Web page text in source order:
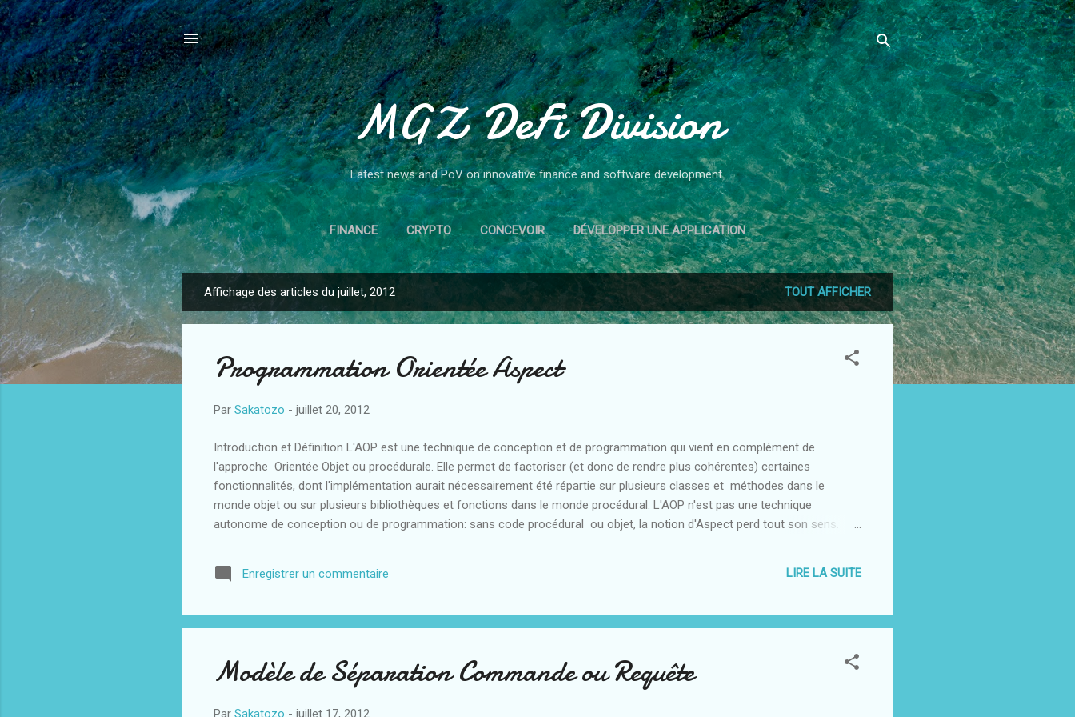
Accéder au contenu principal
MGZ DeFi Division
Latest news and PoV on innovative finance and software development.
FINANCE CRYPTO CONCEVOIR DÉVELOPPER UNE APPLICATION
r
Affichage des articles du juillet, 2012 TOUT AFFICHER
Programmation Orientée Aspect
Par Sakatozo - juillet 20, 2012
Introduction et Définition L'AOP est une technique de conception et de programmation qui vient en complément de
l'approche Orientée Objet ou procédurale. Elle permet de factoriser (et donc de rendre plus cohérentes) certaines
fonctionnalités, dont l'implémentation aurait nécessairement été répartie sur plusieurs classes et méthodes dans le
monde objet ou sur plusieurs bibliothèques et fonctions dans le monde procédural. L'AOP n'est pas une technique
autonome de conception ou de programmation: sans code procédural ou objet, la notion d'Aspect perd tout son sens.
socle ou encore code de base) : Ensemble de classes qui constituent une application ou une bibliothèque. Ces classes
Enregistrer un commentaire LIRE LA SUITE
Modèle de Séparation Commande ou Requête
Par Sakatozo - juillet 17, 2012